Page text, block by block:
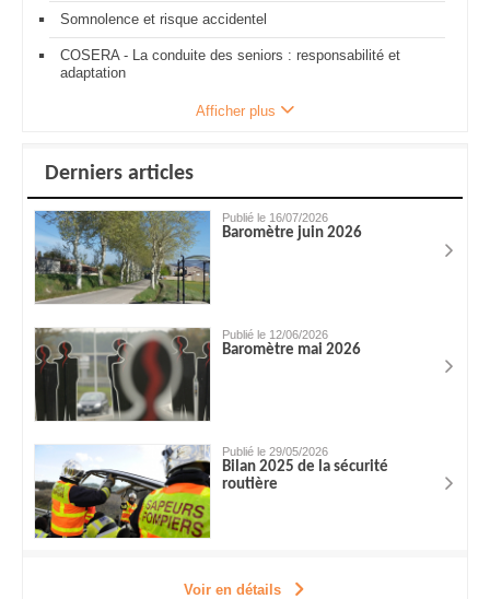
Somnolence et risque accidentel
COSERA - La conduite des seniors : responsabilité et
adaptation
Afficher plus
Derniers articles
Publié le 16/07/2026
Baromètre juin 2026
Publié le 12/06/2026
Baromètre mai 2026
Publié le 29/05/2026
Bilan 2025 de la sécurité
routière
Voir en détails